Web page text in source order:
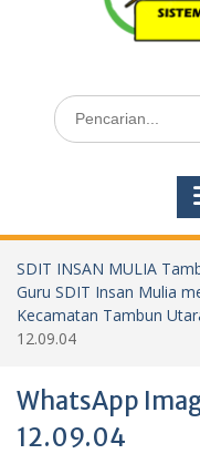
Search
for:
SDIT INSAN MULIA
Guru SDIT Insan Mulia
Kecamatan Tambun
12.09.04
WhatsApp
12.09.04